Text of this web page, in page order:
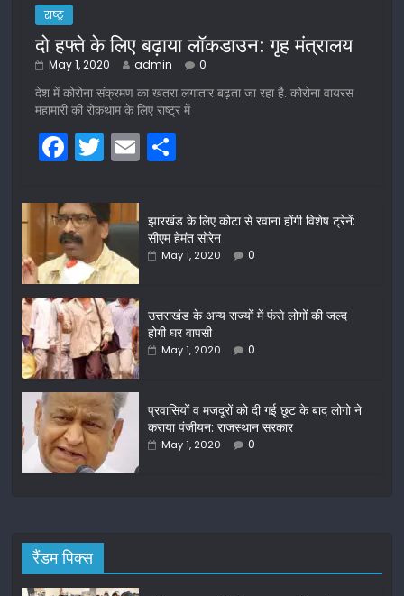
राष्ट्र
दो हफ्ते के लिए बढ़ाया लॉकडाउन: गृह मंत्रालय
May 1, 2020 admin 0
देश में कोरोना संक्रमण का खतरा लगातार बढ़ता जा रहा है. कोरोना वायरस
महामारी की रोकथाम के लिए राष्ट्र में
F
a
c
e
b
o
o
k
T
w
itt
er
E
m
ar
e
झारखंड के लिए कोटा से रवाना होंगी विशेष ट्रेनें:
सीएम हेमंत सोरेन
May 1, 2020 0
उत्तराखंड के अन्य राज्यों में फंसे लोगों की जल्द
होगी घर वापसी
May 1, 2020 0
प्रवासियों व मजदूरों को दी गई छूट के बाद लोगो ने
कराया पंजीयन: राजस्थान सरकार
May 1, 2020 0
रैंडम पिक्स